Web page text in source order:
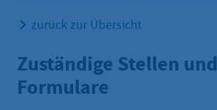
zurück zur Übersicht
Zuständige Stellen und
Formulare